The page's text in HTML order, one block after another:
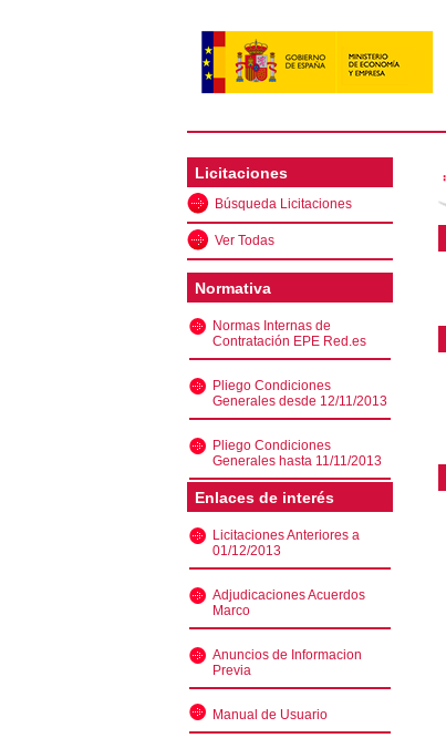
Licitaciones
Búsqueda Licitaciones
Ver Todas
Normativa
Normas Internas de
Contratación EPE Red.es
Pliego Condiciones
Generales desde 12/11/2013
Pliego Condiciones
Generales hasta 11/11/2013
Enlaces de interés
Licitaciones Anteriores a
01/12/2013
Adjudicaciones Acuerdos
Marco
Anuncios de Informacion
Previa
Manual de Usuario